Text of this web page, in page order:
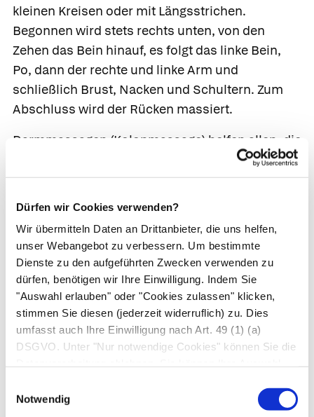
Dürfen wir Cookies verwenden?
Wir übermitteln Daten an Drittanbieter, die uns helfen,
unser Webangebot zu verbessern. Um bestimmte
Dienste zu den aufgeführten Zwecken verwenden zu
dürfen, benötigen wir Ihre Einwilligung. Indem Sie
"Auswahl erlauben" oder "Cookies zulassen" klicken,
stimmen Sie diesen (jederzeit widerruflich) zu. Dies
umfasst auch Ihre Einwilligung nach Art. 49 (1) (a)
DSGVO. Unter "Nur notwendige Cookies" können Sie die
Notwendig
kleinen Kreisen oder mit Längsstrichen.
Begonnen wird stets rechts unten, von den
Zehen das Bein hinauf, es folgt das linke Bein,
Po, dann der rechte und linke Arm und
schließlich Brust, Nacken und Schultern. Zum
Abschluss wird der Rücken massiert.
Darmmassagen (Kolonmassage) helfen allen, die
unter Darmträgheit, Koliken (Darmkrämpfen),
BlähungenoderVerstopfungleiden.
So geht’s:Die Bauchdecke im Uhrzeigersinn
(dies ist die natürliche Richtung der
Darmpassage) sanft ausstreichen. Die
streichenden, kreisenden Bewegungen folgen in
etwa dem Verlauf des Dickdarms (deshalb nicht
„zu eng“ kreisen – der Dickdarm verläuft am
äußeren Rand des Bauchraums). Mehrmals
wiederholen bis Erleichterung eintritt. Ein
Kümmelöl oder Fenchelöl aus der Apotheke
kann die Massage noch effektiver machen.